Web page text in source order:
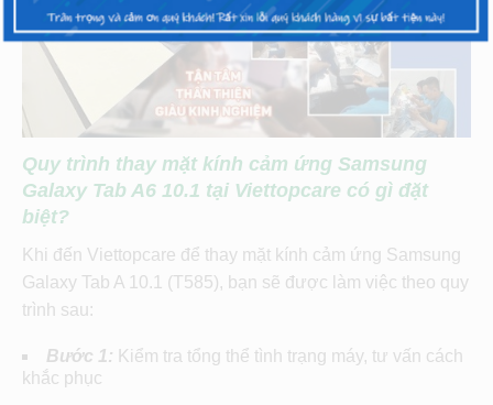
Quy trình thay mặt kính cảm ứng Samsung
Galaxy Tab A6 10.1 tại Viettopcare có gì đặt
biệt?
Khi đến Viettopcare để thay mặt kính cảm ứng Samsung
Galaxy Tab A 10.1 (T585), bạn sẽ được làm việc theo quy
trình sau:
Bước 1: Kiểm tra tổng thể tình trạng máy, tư vấn cách
khắc phục